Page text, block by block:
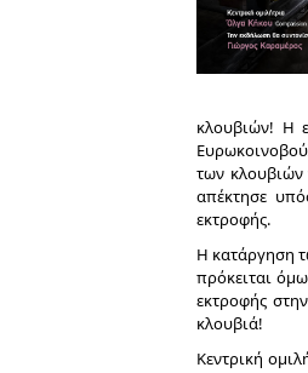
κλουβιών! Η
των
απέκτησε
εκτροφής.
Η κατάργηση
πρόκειται
εκτροφής
κλουβιά!
Κεντρική